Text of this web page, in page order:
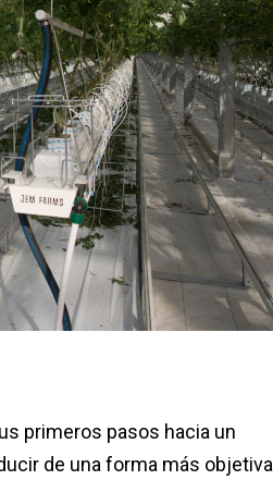
primeros pasos hacia un
de una forma más objetiva